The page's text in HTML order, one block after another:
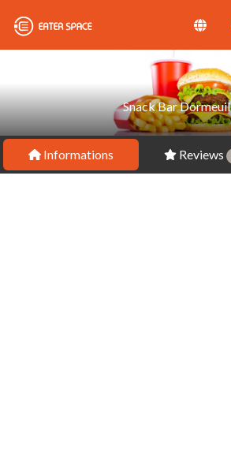
Snack Bar Dormeuil
Informations Reviews